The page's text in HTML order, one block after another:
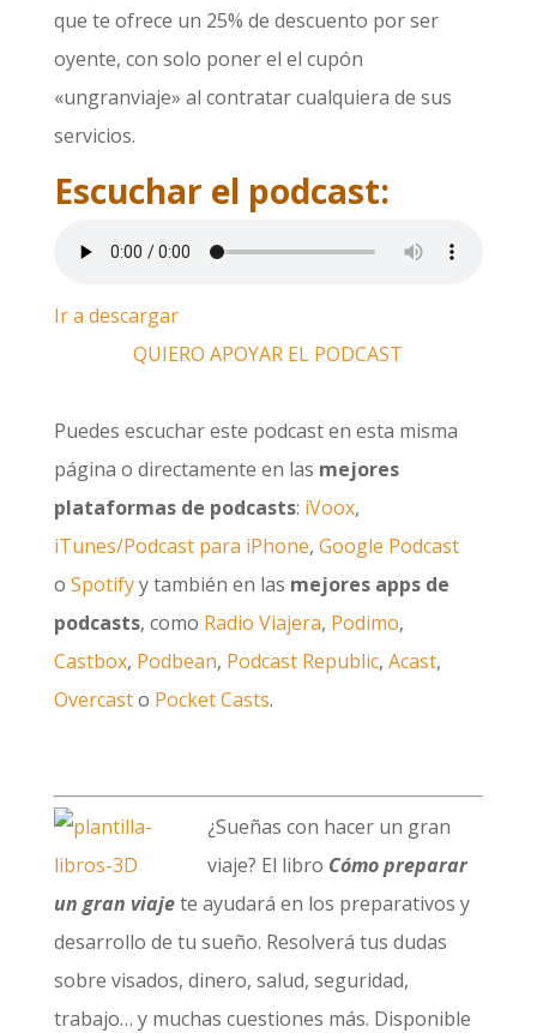
que te ofrece un 25% de descuento por ser
oyente, con solo poner el el cupón
«ungranviaje» al contratar cualquiera de sus
servicios.
Escuchar el podcast:
Ir a descargar
QUIERO APOYAR EL PODCAST
Puedes escuchar este podcast en esta misma
página o directamente en las mejores
plataformas de podcasts: iVoox,
iTunes/Podcast para iPhone, Google Podcast
o Spotifyy también en las mejores apps de
podcasts, como Radio Viajera, Podimo,
Castbox, Podbean, Podcast Republic, Acast,
Overcasto Pocket Casts.
¿Sueñas con hacer un gran
viaje? El libro Cómo preparar
un gran viajete ayudará en los preparativos y
desarrollo de tu sueño. Resolverá tus dudas
sobre visados, dinero, salud, seguridad,
trabajo… y muchas cuestiones más. Disponible